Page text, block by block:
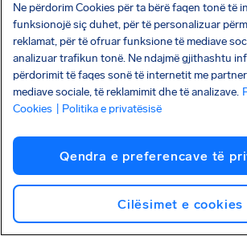
linja ajrore mund të mos jetë
veçanërisht e shpejtë – për t'ju paguar.
Për t'i dhënë kërkesës suaj mundësinë
sukses, ja dokumentet dhe detajet që
fluturimin e ndërprerëdhe
lëshuara për çdo fluturim
biletat elektronike dhe kartat e
Kërkojini personelit tokësor
Ne përdorim Cookies për ta bërë faqen tonë të
funksionojë siç duhet, për të personalizuar
reklamat, për të ofruar funksione të mediave
analizuar trafikun tonë. Ne ndajmë gjithashtu
përdorimit të faqes sonë të internetit me
mediave sociale, të reklamimit dhe të analizave.
Cookies
| Politika e privatësisë
Qendra e preferencave të
Cilësimet e cookies